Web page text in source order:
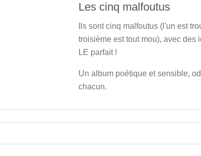
Les cinq malfoutus
Ils sont cinq malfoutus (l'un est
troisième est tout mou), avec des
LE parfait !
Un album poétique et sensible,
chacun.